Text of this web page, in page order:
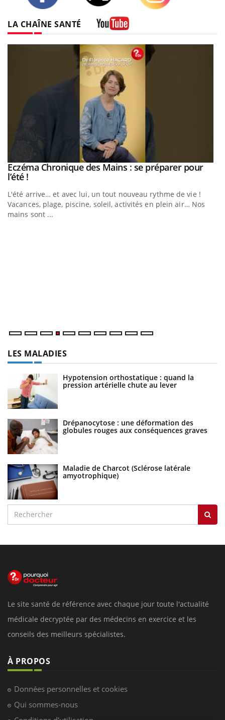
LA CHAÎNE SANTÉ
Youtube
Eczéma Chronique des Mains : se préparer pour
l’été !Youtube
L'été arrive… et avec lui, un tout nouveau rythme de vie !
Vacances, plage, piscine, soleil, activités en plein air… Nos
mains sont ...
LES MALADIES
Hypotension orthostatique : quand la
pression artérielle chute au lever
Drépanocytose : une déformation des
globules rouges aux conséquences graves
Maladie de Charcot (Sclérose latérale
amyotrophique)
Le site santé de référence avec chaque jour toute l'actualité
médicale decryptée par des médecins en exercice et les
conseils des meilleurs spécialistes.
À PROPOS
Données personnelles et cookies
Qui sommes-nous